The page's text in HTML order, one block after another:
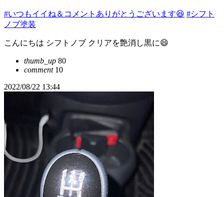
#いつもイイね＆コメントありがとうございます😆 #シフト
ノブ塗装
こんにちは シフトノブ クリアを艶消し黒に😄
thumb_up 80
comment10
2022/08/22 13:44